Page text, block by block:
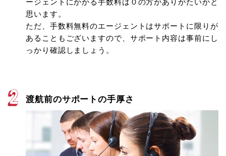
ージェントにかかる手数料は０の方がありがたいかと
思います。
ただ、手数料無料のエージェントはサポートに限りが
あることもございますので、サポート内容は事前にし
っかり確認しましょう。
渡航前のサポートの手厚さ